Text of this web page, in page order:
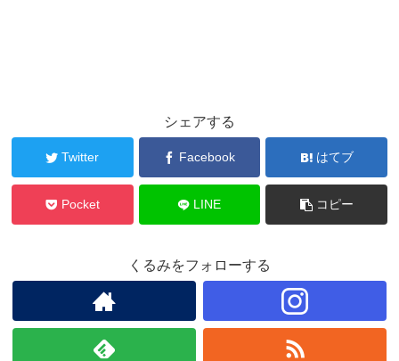
シェアする
Twitter Facebook はてブ
Pocket LINE コピー
くるみをフォローする